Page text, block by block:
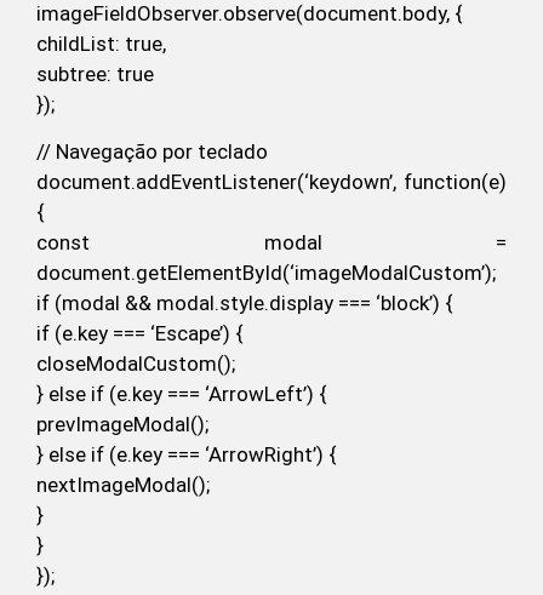
imageFieldObserver.observe(document.body, {
childList: true,
subtree: true
});
// Navegação por teclado
document.addEventListener(‘keydown’, function(e)
{
const modal =
document.getElementById(‘imageModalCustom’);
if (modal && modal.style.display === ‘block’) {
if (e.key === ‘Escape’) {
closeModalCustom();
} else if (e.key === ‘ArrowLeft’) {
prevImageModal();
} else if (e.key === ‘ArrowRight’) {
nextImageModal();
}
}
});